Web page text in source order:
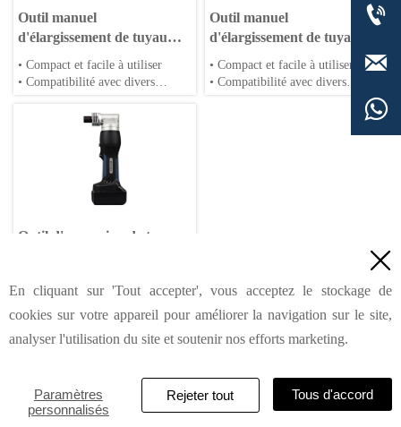
Outil manuel
d'élargissement de tuyau
Max Ø32m EP-K32
• Compact et facile à utiliser
• Compatibilité avec divers
• Fiable et ergonomique
Outil manuel
d'élargissement de tuyau
max Ø38m EP-K38B
• Compact et facile à utiliser
• Compatibilité avec divers
Outil d'expansion de tuyau
• Compact et facile à utiliser
• Compatibilité avec divers
tuyaux
• Fiable et ergonomique
HAILIN INDUSTRIAL & DEVELOPMENT (SHANGHAI) CO.,
LTD

En cliquant sur 'Tout accepter', vous acceptez le stockage de
cookies sur votre appareil pour améliorer la navigation sur le site,
analyser l'utilisation du site et soutenir nos efforts marketing.
Paramètres
personnalisés
Rejeter tout Tous d'accord



